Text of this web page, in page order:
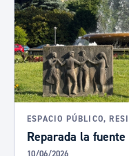
ESPACIO PÚBLICO,
Reparada la